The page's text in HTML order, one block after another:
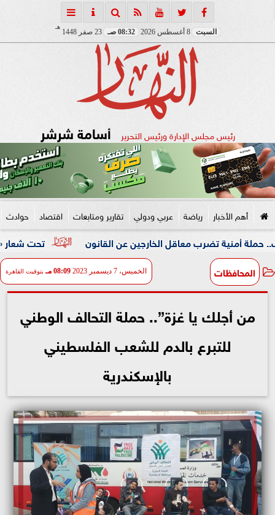
السبت 8 أغسطس 2026 08:32 صـ 23 صفر 1448
هـ
رئيس مجلس الإدارة ورئيس التحرير أسامة شرشر
أهم الأخبار رياضة عربي ودولي تقارير ومتابعات اقتصاد حوادث
تحت شعار «خدمة بيوت معاقل الخارجين عن القانون
المحافظات الخميس، 7 ديسمبر 2023 08:09 مـ بتوقيت القاهرة
من أجلك يا غزة”.. حملة التحالف الوطني
للتبرع بالدم للشعب الفلسطيني
بالإسكندرية